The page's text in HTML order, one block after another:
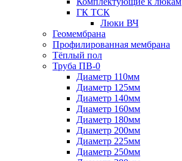
ГК ТСК
Люки ВЧ
Геомембрана
Профилированная мембрана
Тёплый пол
Труба ПВ-0
Диаметр 110мм
Диаметр 125мм
Диаметр 140мм
Диаметр 160мм
Диаметр 180мм
Диаметр 200мм
Диаметр 225мм
Диаметр 250мм